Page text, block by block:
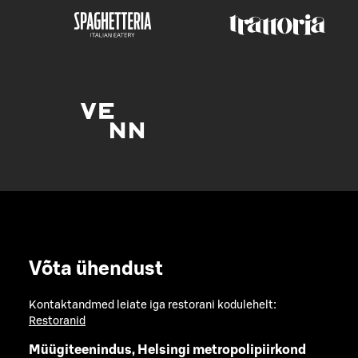
Võta ühendust
Kontaktandmed leiate iga restorani kodulehelt:
Restoranid
Müügiteenindus, Helsingi metropolipiirkond